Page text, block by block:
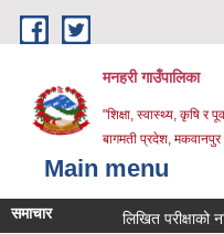
Skip to main content
मनहरी गाउँपालिका
"शिक्षा, स्वास्थ्य, कृषि र
बागमती प्रदेश, मकवानपुर
Main menu
समाचार लिखित परीक्षाको